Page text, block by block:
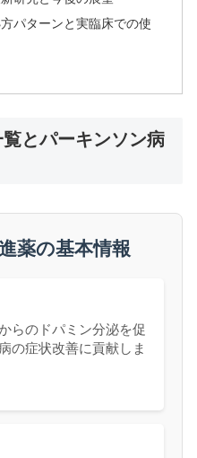
パターンと実臨床での使
覧とパーキンソン病
薬の基本情報
らのドパミン分泌を促
の症状改善に貢献しま